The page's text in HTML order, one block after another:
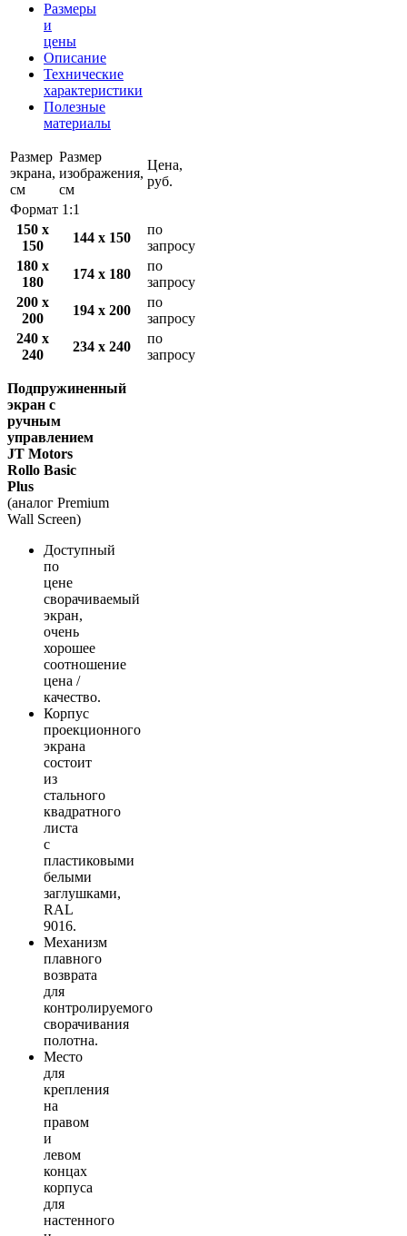
Размеры
и
цены
Описание
Технические
характеристики
Полезные
материалы
Размер
экрана,
см
Размер
изображения,
см
Цена,
руб.
Формат 1:1
150 x
150
144 x 150
по
запросу
180 x
180
174 x 180
по
запросу
200 x
200
194 x 200
по
запросу
240 x
240
234 x 240
по
запросу
Подпружиненный
экран с
ручным
управлением
JT Motors
Rollo Basic
Plus
(аналог Premium
Wall Screen)
Доступный
по
цене
сворачиваемый
экран,
очень
хорошее
соотношение
цена /
качество.
Корпус
проекционного
экрана
состоит
из
стального
квадратного
листа
с
пластиковыми
белыми
заглушками,
RAL
9016.
Механизм
плавного
возврата
для
контролируемого
сворачивания
полотна.
Место
для
крепления
на
правом
и
левом
концах
корпуса
для
настенного